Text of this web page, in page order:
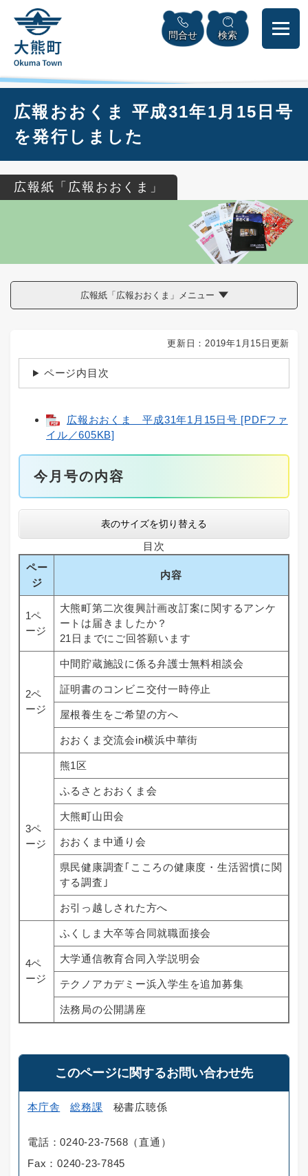
頭
メニューを飛ばして本文へ
問合せ 検索
広報おおくま 平成31年1月15日号
を発行しました
広報紙「広報おおくま」
広報紙「広報おおくま」メニュー
更新日：2019年1月15日更新
ページ内目次
広報おおくま 平成31年1月15日号 [PDFファ
イル／605KB]
今月号の内容
表のサイズを切り替える
目次
ペー
ジ
内容
1ペ
ージ
大熊町第二次復興計画改訂案に関するアンケ
ートは届きましたか？
21日までにご回答願います
2ペ
ージ
中間貯蔵施設に係る弁護士無料相談会
証明書のコンビニ交付一時停止
屋根養生をご希望の方へ
おおくま交流会in横浜中華街
3ペ
ージ
熊1区
ふるさとおおくま会
大熊町山田会
おおくま中通り会
県民健康調査｢こころの健康度・生活習慣に関
する調査｣
お引っ越しされた方へ
4ペ
ージ
ふくしま大卒等合同就職面接会
大学通信教育合同入学説明会
テクノアカデミー浜入学生を追加募集
法務局の公開講座
このページに関するお問い合わせ先
本庁舎 総務課 秘書広聴係
電話：0240-23-7568（直通）
Fax：0240-23-7845